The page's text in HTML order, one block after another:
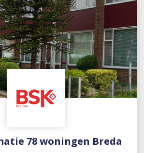
78 woningen Breda